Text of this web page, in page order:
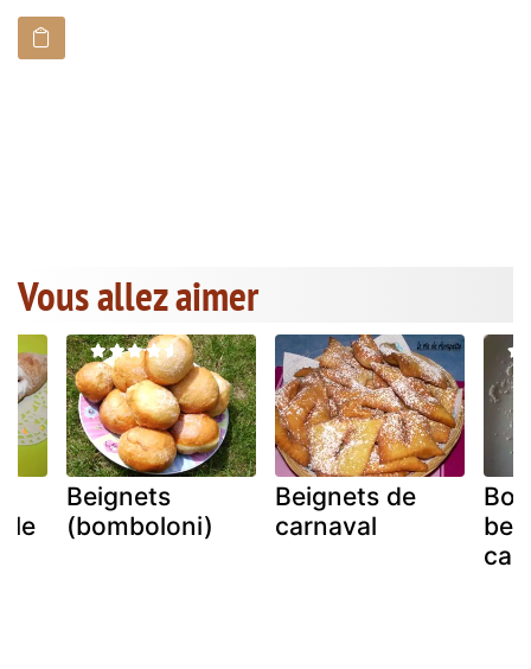
Vous allez aimer
Beignets
(bomboloni)
Beignets de
carnaval